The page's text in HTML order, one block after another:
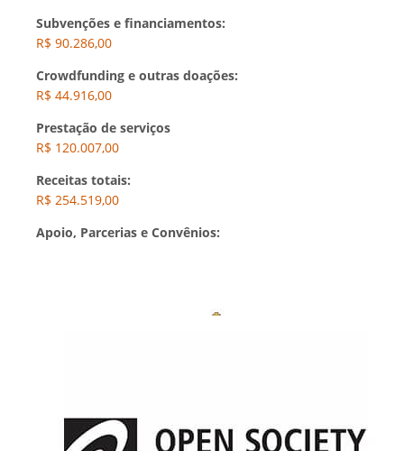
Subvenções e financiamentos:
R$ 90.286,00
Crowdfunding e outras doações:
R$ 44.916,00
Prestação de serviços
R$ 120.007,00
Receitas totais:
R$ 254.519,00
Apoio, Parcerias e Convênios: